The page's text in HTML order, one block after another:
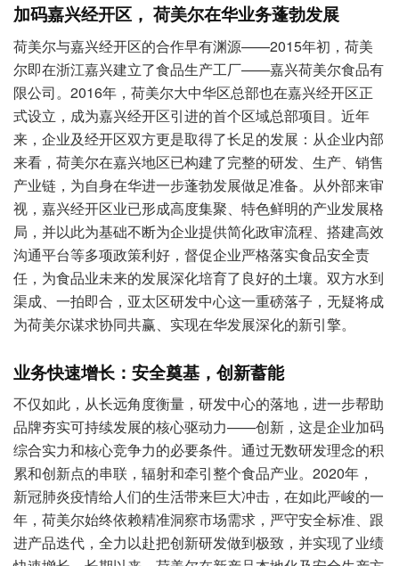
加码嘉兴经开区， 荷美尔在华业务蓬勃发展
荷美尔与嘉兴经开区的合作早有渊源——2015年初，荷美
尔即在浙江嘉兴建立了食品生产工厂——嘉兴荷美尔食品有
限公司。2016年，荷美尔大中华区总部也在嘉兴经开区正
式设立，成为嘉兴经开区引进的首个区域总部项目。近年
来，企业及经开区双方更是取得了长足的发展：从企业内部
来看，荷美尔在嘉兴地区已构建了完整的研发、生产、销售
产业链，为自身在华进一步蓬勃发展做足准备。从外部来审
视，嘉兴经开区业已形成高度集聚、特色鲜明的产业发展格
局，并以此为基础不断为企业提供简化政审流程、搭建高效
沟通平台等多项政策利好，督促企业严格落实食品安全责
任，为食品业未来的发展深化培育了良好的土壤。双方水到
渠成、一拍即合，亚太区研发中心这一重磅落子，无疑将成
为荷美尔谋求协同共赢、实现在华发展深化的新引擎。
业务快速增长：安全奠基，创新蓄能
不仅如此，从长远角度衡量，研发中心的落地，进一步帮助
品牌夯实可持续发展的核心驱动力——创新，这是企业加码
综合实力和核心竞争力的必要条件。通过无数研发理念的积
累和创新点的串联，辐射和牵引整个食品产业。2020年，
新冠肺炎疫情给人们的生活带来巨大冲击，在如此严峻的一
年，荷美尔始终依赖精准洞察市场需求，严守安全标准、跟
进产品迭代，全力以赴把创新研发做到极致，并实现了业绩